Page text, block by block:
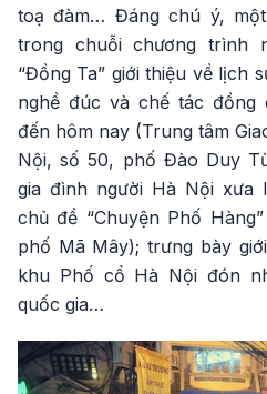
toạ đàm… Đáng chú ý,
trong chuỗi chương trình
“Đồng Ta” giới thiệu về lịch
nghề đúc và chế tác đồng
đến hôm nay (Trung tâm
Nội, số 50, phố Đào Duy
gia đình người Hà Nội xưa
chủ đề “Chuyện Phố
phố Mã Mây); trưng bày
khu Phố cổ Hà Nội đón
quốc gia…